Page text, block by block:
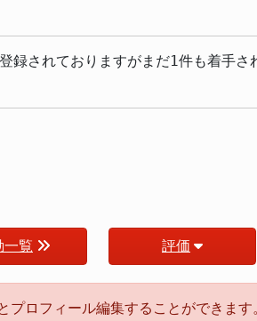
録されておりますがまだ1件も着手さ
一覧 評価
プロフィール編集することができます